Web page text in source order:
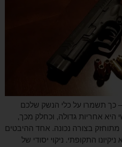
כך תשמרו על כלי הנשק שלכם
היא אחריות גדולה, וכחלק מכך,
בצורה נכונה. אחד ההיבטים
התקופתי. ניקוי יסודי של